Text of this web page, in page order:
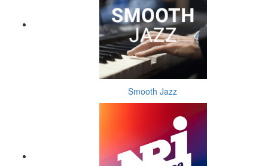
Smooth Jazz